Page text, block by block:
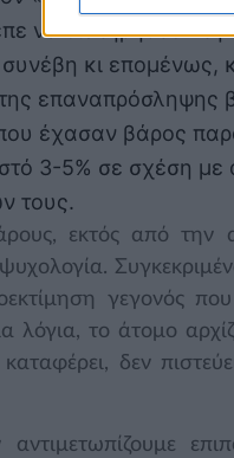
να διατηρήσουν
κι επομένως,
της
που έχασαν βάρος
3-5% σε σχέση με
τους.
εκτός από την
γεγονός
λόγια, το άτομο
δεν